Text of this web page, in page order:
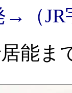
→（
能ま